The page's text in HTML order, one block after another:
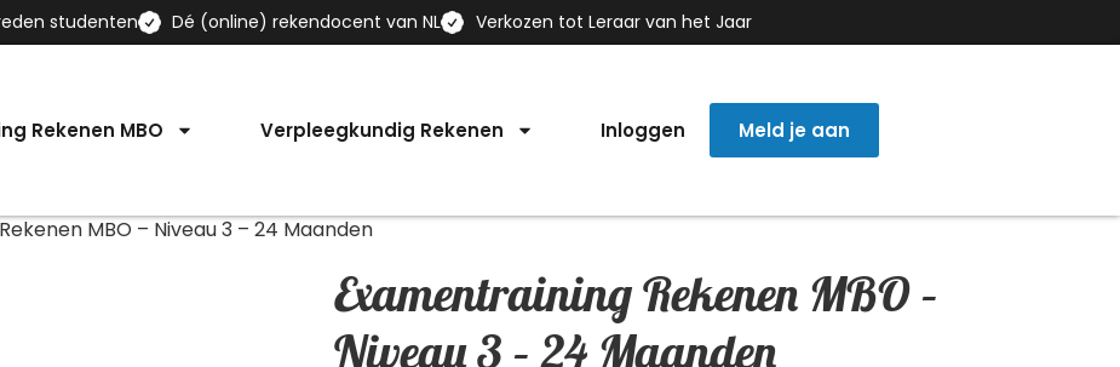
studenten Dé (online) rekendocent van NL Verkozen tot Leraar van het Jaar
Rekenen MBO Verpleegkundig Rekenen Inloggen Meld je aan
MBO – Niveau 3 – 24 Maanden
Examentraining Rekenen MBO –
Niveau 3 – 24 Maanden